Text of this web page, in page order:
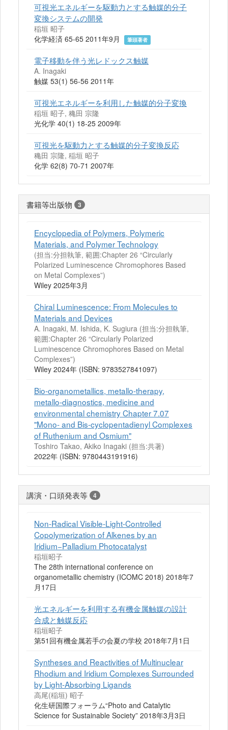
可視光エネルギーを駆動力とする触媒的分子
変換システムの開発
稲垣 昭子
化学経済 65-65 2011年9月
筆頭著者
電子移動を伴う光レドックス触媒
A. Inagaki
触媒 53(1) 56-56 2011年
可視光エネルギーを利用した触媒的分子変換
稲垣 昭子, 穐田 宗隆
光化学 40(1) 18-25 2009年
可視光を駆動力とする触媒的分子変換反応
穐田 宗隆, 稲垣 昭子
化学 62(8) 70-71 2007年
書籍等出版物 3
Encyclopedia of Polymers, Polymeric
Materials, and Polymer Technology
(担当:分担執筆, 範囲:Chapter 26 “Circularly
Polarized Luminescence Chromophores Based
on Metal Complexes”)
Wiley 2025年3月
Chiral Luminescence: From Molecules to
Materials and Devices
A. Inagaki, M. Ishida, K. Sugiura (担当:分担執筆,
範囲:Chapter 26 “Circularly Polarized
Luminescence Chromophores Based on Metal
Complexes”)
Wiley 2024年 (ISBN: 9783527841097)
Bio-organometallics, metallo-therapy,
metallo-diagnostics, medicine and
environmental chemistry Chapter 7.07
"Mono- and Bis-cyclopentadienyl Complexes
of Ruthenium and Osmium"
Toshiro Takao, Akiko Inagaki (担当:共著)
2022年 (ISBN: 9780443191916)
講演・口頭発表等 4
Non-Radical Visible-Light-Controlled
Copolymerization of Alkenes by an
Iridium−Palladium Photocatalyst
稲垣昭子
The 28th international conference on
organometallic chemistry (ICOMC 2018) 2018年7
月17日
光エネルギーを利用する有機金属触媒の設計
合成と触媒反応
稲垣昭子
第51回有機金属若手の会夏の学校 2018年7月1日
Syntheses and Reactivities of Multinuclear
Rhodium and Iridium Complexes Surrounded
by Light-Absorbing Ligands
高尾(稲垣) 昭子
化生研国際フォーラム“Photo and Catalytic
Science for Sustainable Society” 2018年3月3日